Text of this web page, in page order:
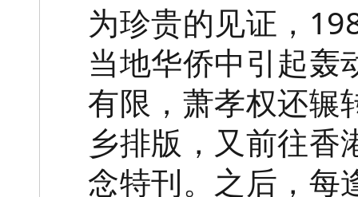
为珍贵的见证，
当地华侨中引起轰
有限，萧孝权还辗
乡排版，又前往香
念特刊。之后，每